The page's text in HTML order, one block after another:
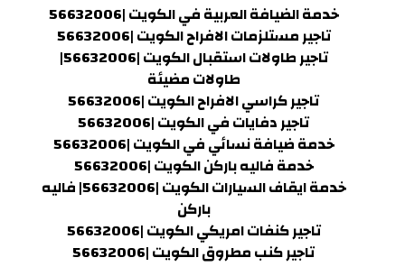
خدمة الضيافة العربية في الكويت |56632006
تاجير مستلزمات الافراح الكويت |56632006
تاجير طاولات استقبال الكويت |56632006|
طاولات مضيئة
تاجير كراسي الافراح الكويت |56632006
تاجير دفايات في الكويت |56632006
خدمة ضيافة نسائي في الكويت |56632006
خدمة فاليه باركن الكويت |56632006
خدمة ايقاف السيارات الكويت |56632006| فاليه
باركن
تاجير كنفات امريكي الكويت |56632006
تاجير كنب مطروق الكويت |56632006